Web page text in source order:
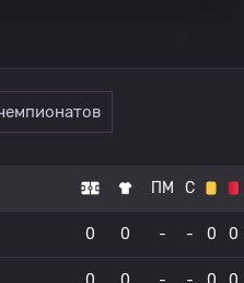
ПМ С
0 0 - - 0 0